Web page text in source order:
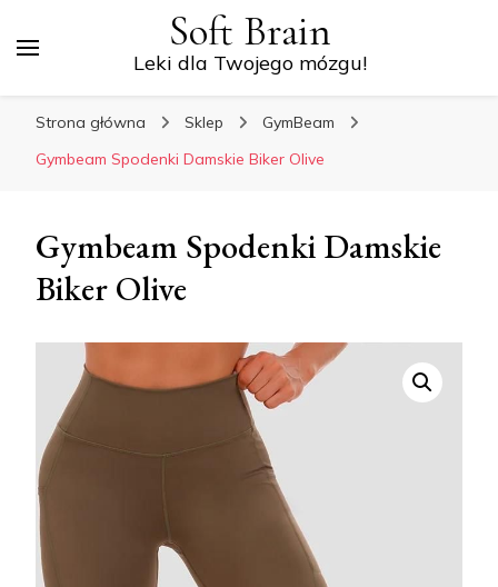
Soft Brain
Leki dla Twojego mózgu!
Strona główna Sklep
GymBeam
Gymbeam Spodenki Damskie Biker Olive
Gymbeam Spodenki Damskie
Biker Olive